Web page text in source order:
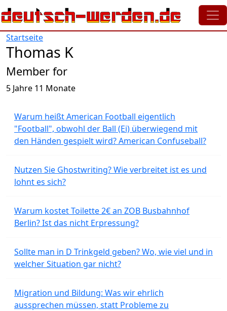
Direkt zum Inhalt
Startseite
Thomas K
Member for
5 Jahre 11 Monate
Warum heißt American Football eigentlich
"Football", obwohl der Ball (Ei) überwiegend mit
den Händen gespielt wird? American Confuseball?
Nutzen Sie Ghostwriting? Wie verbreitet ist es und
lohnt es sich?
Warum kostet Toilette 2€ an ZOB Busbahnhof
Berlin? Ist das nicht Erpressung?
Sollte man in D Trinkgeld geben? Wo, wie viel und in
welcher Situation gar nicht?
Migration und Bildung: Was wir ehrlich
aussprechen müssen, statt Probleme zu